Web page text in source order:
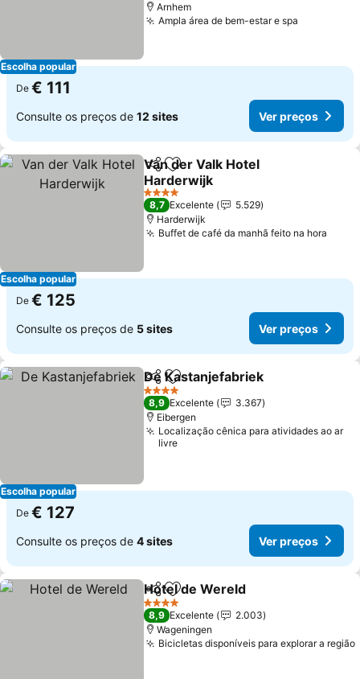
Escolha popular
Arnhem
Ampla área de bem-estar e spa
De € 111
Consulte os preços de 12 sites Ver preços
Escolha popular
PartilharAdicionar aos favoritos
Van der Valk Hotel
Harderwijk
Ver preços
4 Estrelas
8,7 Excelente
5.529
Harderwijk
Buffet de café da manhã feito na hora
De € 125
Consulte os preços de 5 sites Ver preços
Escolha popular
PartilharAdicionar aos favoritos
De Kastanjefabriek
4 Estrelas
8,9 Excelente
3.367
Eibergen
Localização cênica para atividades ao ar
livre
De € 127
Consulte os preços de 4 sites Ver preços
PartilharAdicionar aos favoritos
Hotel de Wereld
4 Estrelas
8,9 Excelente
2.003
Wageningen
Bicicletas disponíveis para explorar a região